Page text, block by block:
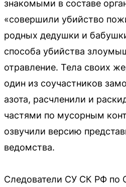
знакомыми в составе
«совершили убийство
родных дедушки и
способа убийства
отравление. Тела своих
один из соучастников
азота, расчленили и
частями по мусорным
озвучили версию
ведомства.
Следователи СУ СК РФ по